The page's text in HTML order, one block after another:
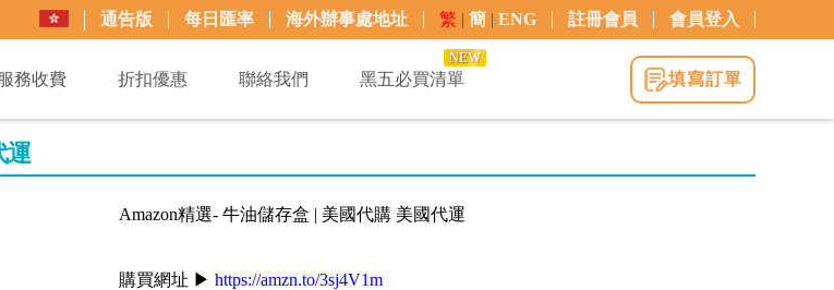
通告版 每日匯率 海外辦事處地址 繁 | 簡 | ENG 註冊會員 會員登入
服務收費 折扣優惠 聯絡我們 黑五必買清單
NEW
填寫訂單
運
Amazon精選- 牛油儲存盒 | 美國代購 美國代運
購買網址 ▶ https://amzn.to/3sj4V1m